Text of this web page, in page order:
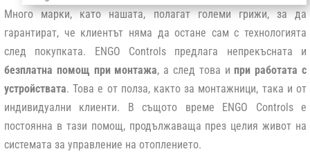
Много марки, като нашата, полагат големи грижи, за да
гарантират, че клиентът няма да остане сам с технологията
след покупката. ENGO Controls предлага непрекъсната и
безплатна помощ при монтажа, а след това ипри работата с
устройствата. Това е от полза, както за монтажници, така и от
индивидуални клиенти. В същото време ENGO Controls e
постоянна в тази помощ, продължаваща през целия живот на
системата за управление на отоплението.